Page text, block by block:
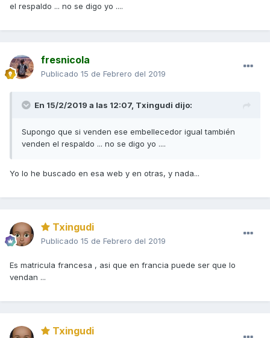
el respaldo ... no se digo yo ....
fresnicola
Publicado 15 de Febrero del 2019
En 15/2/2019 a las 12:07, Txingudi dijo:
Supongo que si venden ese embellecedor igual también
venden el respaldo ... no se digo yo ....
Yo lo he buscado en esa web y en otras, y nada...
Txingudi
Publicado 15 de Febrero del 2019
Es matricula francesa , asi que en francia puede ser que lo
vendan ...
Txingudi